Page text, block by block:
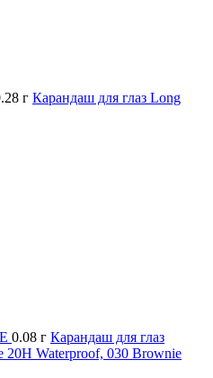
г Карандаш для глаз Long
0.08 г Карандаш для глаз
20H Waterproof, 030 Brownie